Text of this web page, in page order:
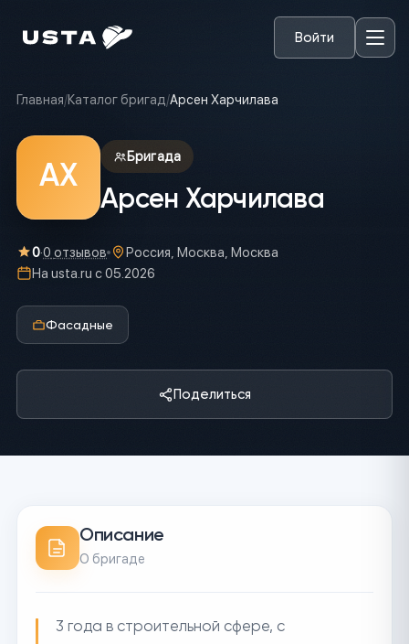
Войти
Главная/Каталог бригад/Арсен Харчилава
АХ
Бригада
Арсен Харчилава
0·0 отзывов
Россия, Москва, Москва
На usta.ru с05.2026
Фасадные
Поделиться
Описание
О бригаде
3 года в строительной сфере, с